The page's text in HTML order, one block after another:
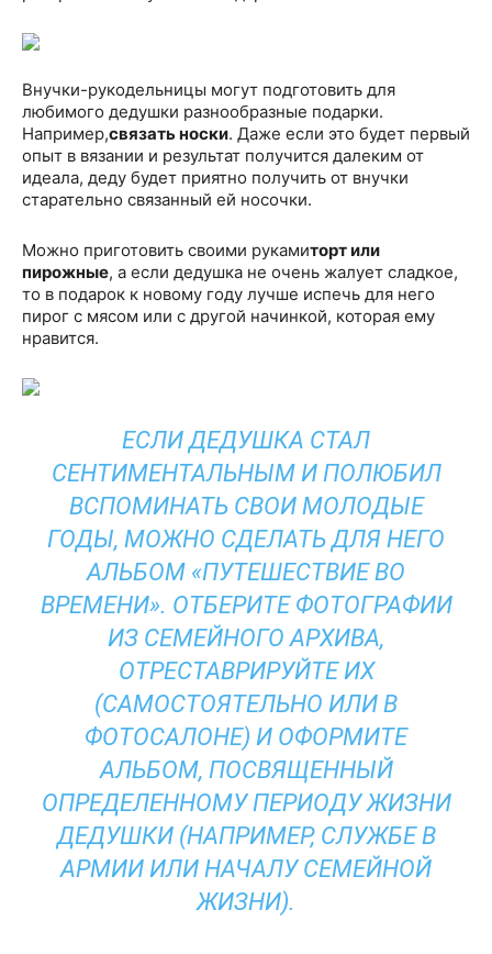
Внучки-рукодельницы могут подготовить для
любимого дедушки разнообразные подарки.
Например,связать носки. Даже если это будет первый
опыт в вязании и результат получится далеким от
идеала, деду будет приятно получить от внучки
старательно связанный ей носочки.
Можно приготовить своими рукамиторт или
пирожные, а если дедушка не очень жалует сладкое,
то в подарок к новому году лучше испечь для него
пирог с мясом или с другой начинкой, которая ему
нравится.
ЕСЛИ ДЕДУШКА СТАЛ
СЕНТИМЕНТАЛЬНЫМ И ПОЛЮБИЛ
ВСПОМИНАТЬ СВОИ МОЛОДЫЕ
ГОДЫ, МОЖНО СДЕЛАТЬ ДЛЯ НЕГО
АЛЬБОМ «ПУТЕШЕСТВИЕ ВО
ВРЕМЕНИ». ОТБЕРИТЕ ФОТОГРАФИИ
ИЗ СЕМЕЙНОГО АРХИВА,
ОТРЕСТАВРИРУЙТЕ ИХ
(САМОСТОЯТЕЛЬНО ИЛИ В
ФОТОСАЛОНЕ) И ОФОРМИТЕ
АЛЬБОМ, ПОСВЯЩЕННЫЙ
ОПРЕДЕЛЕННОМУ ПЕРИОДУ ЖИЗНИ
ДЕДУШКИ (НАПРИМЕР, СЛУЖБЕ В
АРМИИ ИЛИ НАЧАЛУ СЕМЕЙНОЙ
ЖИЗНИ).